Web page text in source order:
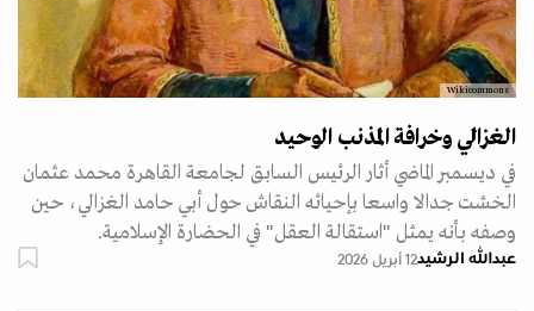
Wikicommons
الغزالي وخرافة المذنب الوحيد
في ديسمبر الماضي أثار الرئيس السابق لجامعة القاهرة محمد عثمان
الخشت جدالا واسعا بإحيائه النقاش حول أبي حامد الغزالي، حين
وصفه بأنه يمثل "استقالة العقل" في الحضارة الإسلامية.
عبدالله الرشيد12 أبريل 2026